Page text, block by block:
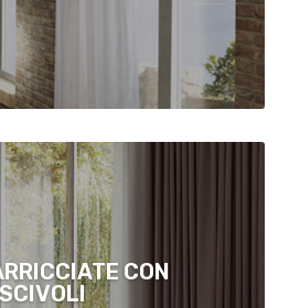
CON
SCIVOLI